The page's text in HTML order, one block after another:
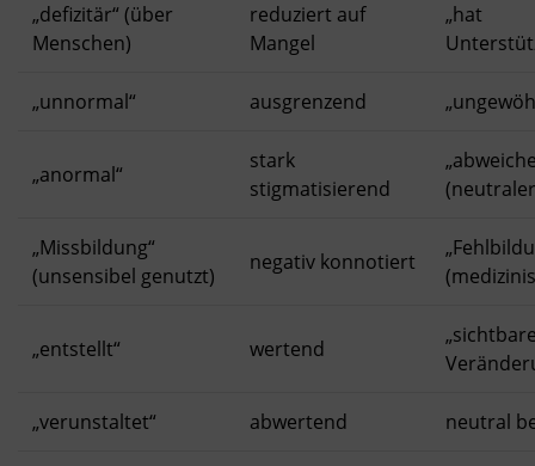
„defizitär“ (über
Menschen)
reduziert auf
Mangel
„hat
„unnormal“ ausgrenzend
„anormal“
stark
stigmatisierend
„Missbildung“
(unsensibel genutzt)
negativ konnotiert
„entstellt“ wertend
„verunstaltet“ abwertend neutral